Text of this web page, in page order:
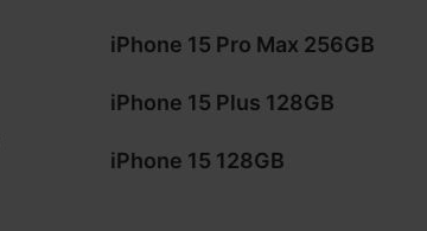
iPhone 15 Pro Max 256GB
iPhone 15 Plus 128GB
iPhone 15 128GB